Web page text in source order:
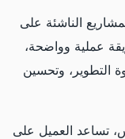
الناشئة على
عملية وواضحة،
التطوير، وتحسين
تساعد العميل على